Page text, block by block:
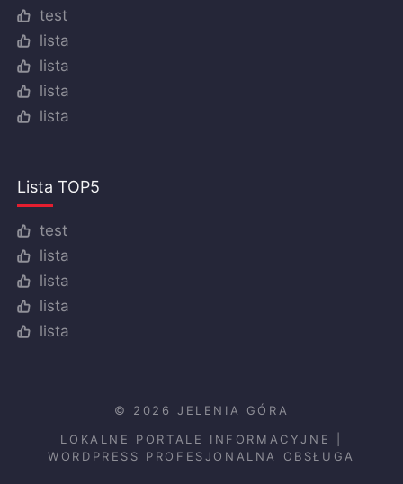
test
lista
lista
lista
lista
Lista TOP5
test
lista
lista
lista
lista
© 2026 JELENIA GÓRA
LOKALNE PORTALE INFORMACYJNE
WORDPRESS PROFESJONALNA OBSŁUGA